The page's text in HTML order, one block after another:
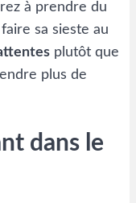
à prendre du
sa sieste au
plutôt que
plus de
dans le